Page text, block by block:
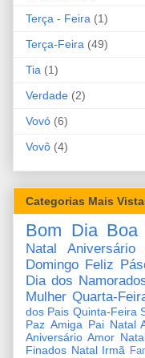
Terça - Feira (1)
Terça-Feira (49)
Tia (1)
Verdade (2)
Vovó (6)
Vovô (4)
Categorias Mais
Bom Dia Boa
Natal Aniversário
Domingo Feliz
Dia dos
Mulher Quarta-
dos Pais Quinta-Feira
Paz Amiga Pai Natal
Aniversário Amor
Finados Natal Irmã